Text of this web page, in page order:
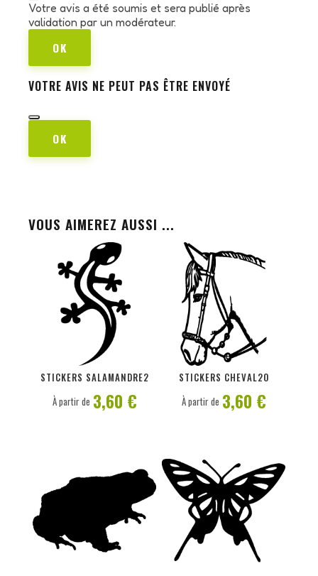
Votre avis a été soumis et sera publié après
validation par un modérateur.
OK
VOTRE AVIS NE PEUT PAS ÊTRE ENVOYÉ
OK
VOUS AIMEREZ AUSSI ...
STICKERS SALAMANDRE2
PERSONNALISER
À partir de 3,60 €
STICKERS CHEVAL20
PERSONNALISER
À partir de 3,60 €